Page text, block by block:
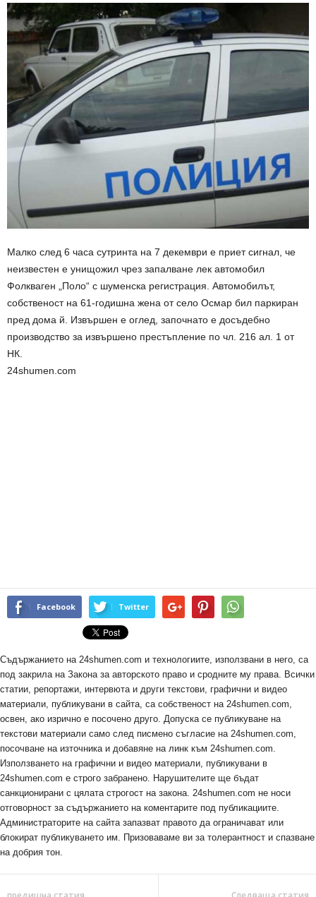
Малко след 6 часа сутринта на 7 декември е приет сигнал, че
неизвестен е унищожил чрез запалване лек автомобил
Фолкваген „Поло“ с шуменска регистрация. Автомобилът,
собственост на 61-годишна жена от село Осмар бил паркиран
пред дома й. Извършен е оглед, започнато е досъдебно
производство за извършено престъпление по чл. 216 ал. 1 от
НК.
24shumen.com
Facebook Twitter
Съдържанието на 24shumen.com и технологиите, използвани в него, са
под закрила на Закона за авторското право и сродните му права. Всички
статии, репортажи, интервюта и други текстови, графични и видео
материали, публикувани в сайта, са собственост на 24shumen.com,
освен, ако изрично е посочено друго. Допуска се публикуване на
текстови материали само след писмено съгласие на 24shumen.com,
посочване на източника и добавяне на линк към 24shumen.com.
Използването на графични и видео материали, публикувани в
24shumen.com е строго забранено. Нарушителите ще бъдат
санкционирани с цялата строгост на закона. 24shumen.com не носи
отговорност за съдържанието на коментарите под публикациите.
Администраторите на сайта запазват правото да ограничават или
блокират публикуването им. Призоваваме ви за толерантност и спазване
на добрия тон.